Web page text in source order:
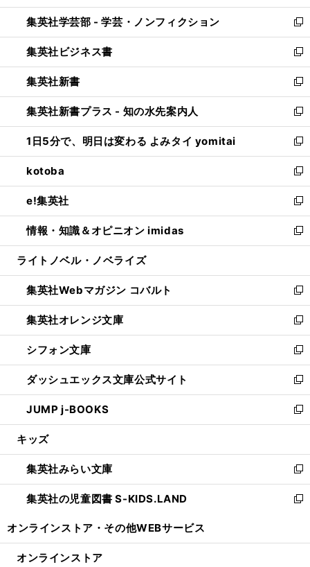
開
く
ウ
で
開
く
ン
ド
ウ
で
開
く
ウ
ィ
ン
ド
ウ
で
開
く
集英社学芸部 - 学芸・ノンフィクション
新
し
い
ウ
ィ
ン
ド
ウ
で
開
く
集英社ビジネス書
新
し
い
ウ
ィ
ン
ド
ウ
で
開
く
集英社新書
新
し
い
ウ
ィ
ン
ド
ウ
で
開
く
集英社新書プラス - 知の水先案内人
新
し
い
ウ
ィ
ン
ド
ウ
で
開
1日5分で、明日は変わる よみタイ yomitai
新
し
い
ウ
ィ
ン
ド
ウ
開
く
kotoba
新
し
い
ウ
ィ
ン
ウ
で
開
く
e!集英社
新
し
い
ウ
ン
ド
ウ
で
開
く
情報・知識＆オピニオン imidas
新
し
ウ
ィ
ン
ド
ウ
で
開
く
ライトノベル・ノベライズ
集英社Webマガジン コバルト
新
し
い
ウ
ィ
ン
ド
ウ
で
開
集英社オレンジ文庫
新
し
い
ウ
ィ
ン
ド
ウ
開
く
シフォン文庫
新
し
い
ウ
ィ
ン
ウ
で
開
く
ダッシュエックス文庫公式サイト
新
し
い
ウ
ン
ド
ウ
で
JUMP j-BOOKS
新
し
ウ
ィ
ン
ド
開
キッズ
集英社みらい文庫
新
し
い
ン
集英社の児童図書 S-KIDS.LAND
新
ウ
オンラインストア・ その他WEBサービス
オンラインストア